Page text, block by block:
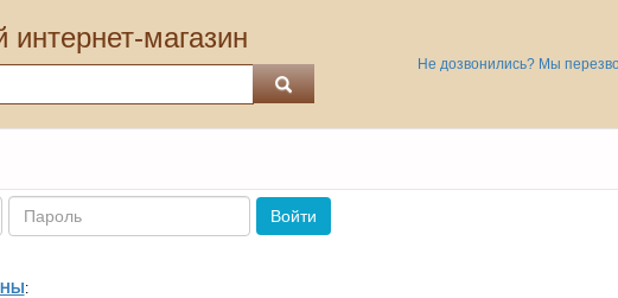
магазин
Не дозвонились? Мы
Пароль
Войти
: